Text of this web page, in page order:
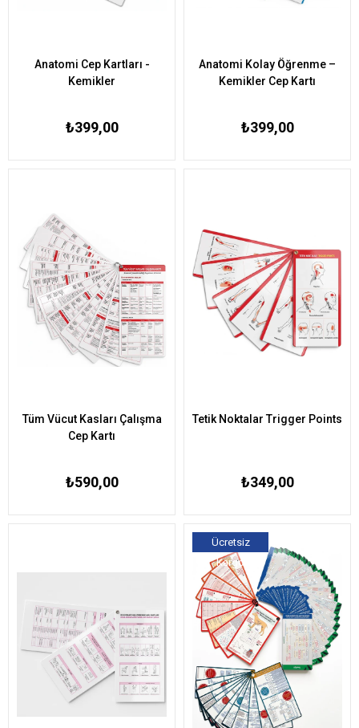
Anatomi Cep Kartları -
Kemikler
₺399,00
Anatomi Kolay Öğrenme –
Kemikler Cep Kartı
₺399,00
Tüm Vücut Kasları Çalışma
Cep Kartı
₺590,00
Tetik Noktalar Trigger Points
₺349,00
Ücretsiz
Kargo